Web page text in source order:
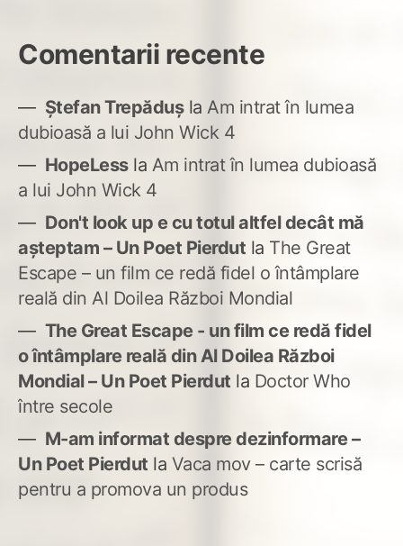
Comentarii recente
Ștefan Trepădușla Am intrat în lumea
dubioasă a lui John Wick 4
HopeLessla Am intrat în lumea dubioasă
a lui John Wick 4
Don't look up e cu totul altfel decât mă
așteptam – Un Poet Pierdut la The Great
Escape – un film ce redă fidel o întâmplare
reală din Al Doilea Război Mondial
The Great Escape - un film ce redă fidel
o întâmplare reală din Al Doilea Război
Mondial – Un Poet Pierdut la Doctor Who
între secole
M-am informat despre dezinformare –
Un Poet Pierdut la Vaca mov – carte scrisă
pentru a promova un produs